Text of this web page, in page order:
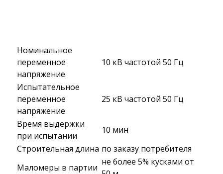
Номинальное
переменное
напряжение
10 кВ частотой 50 Гц
Испытательное
переменное
напряжение
25 кВ частотой 50 Гц
Время выдержки
при испытании
10 мин
Строительная длина по заказу потребителя
Маломеры в партии
не более 5% кусками от